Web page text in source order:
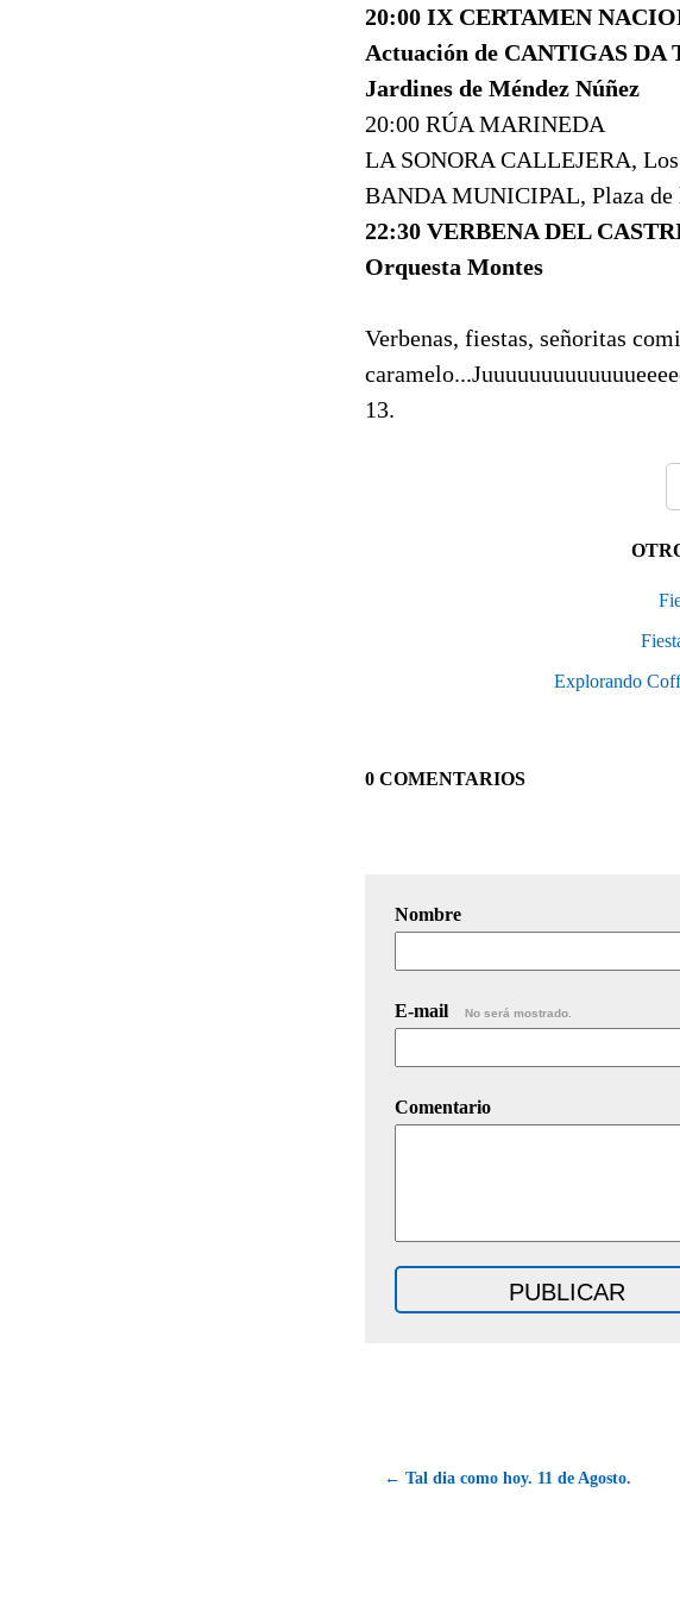
20:00 IX CERTAMEN
Actuación de CANTIGAS DA
Jardines de Méndez Núñez
20:00 RÚA MARINEDA
LA SONORA CALLEJERA, Los
BANDA MUNICIPAL, Plaza de
22:30 VERBENA DEL
Orquesta Montes
Verbenas, fiestas, señoritas
13.
Explorando
0 COMENTARIOS
Nombre
E-mail No será mostrado.
Comentario
← Tal dia como hoy. 11 de Agosto.